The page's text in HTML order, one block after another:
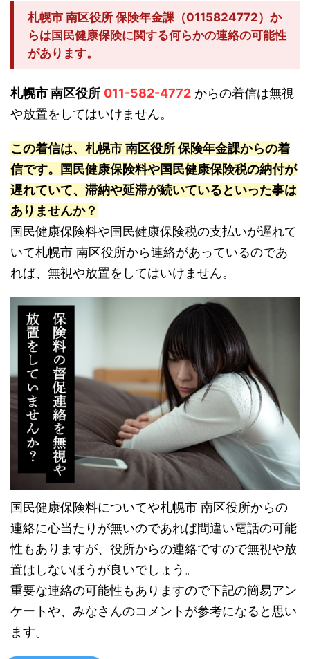
札幌市 南区役所 保険年金課（0115824772）か
らは国民健康保険に関する何らかの連絡の可能性
があります。
札幌市 南区役所 011-582-4772 からの着信は無視
や放置をしてはいけません。
この着信は、札幌市 南区役所 保険年金課からの着
信です。国民健康保険料や国民健康保険税の納付が
遅れていて、滞納や延滞が続いているといった事は
ありませんか？
国民健康保険料や国民健康保険税の支払いが遅れて
いて札幌市 南区役所から連絡があっているのであ
れば、無視や放置をしてはいけません。
国民健康保険料についてや札幌市 南区役所からの
連絡に心当たりが無いのであれば間違い電話の可能
性もありますが、役所からの連絡ですので無視や放
置はしないほうが良いでしょう。
重要な連絡の可能性もありますので下記の簡易アン
ケートや、みなさんのコメントが参考になると思い
ます。